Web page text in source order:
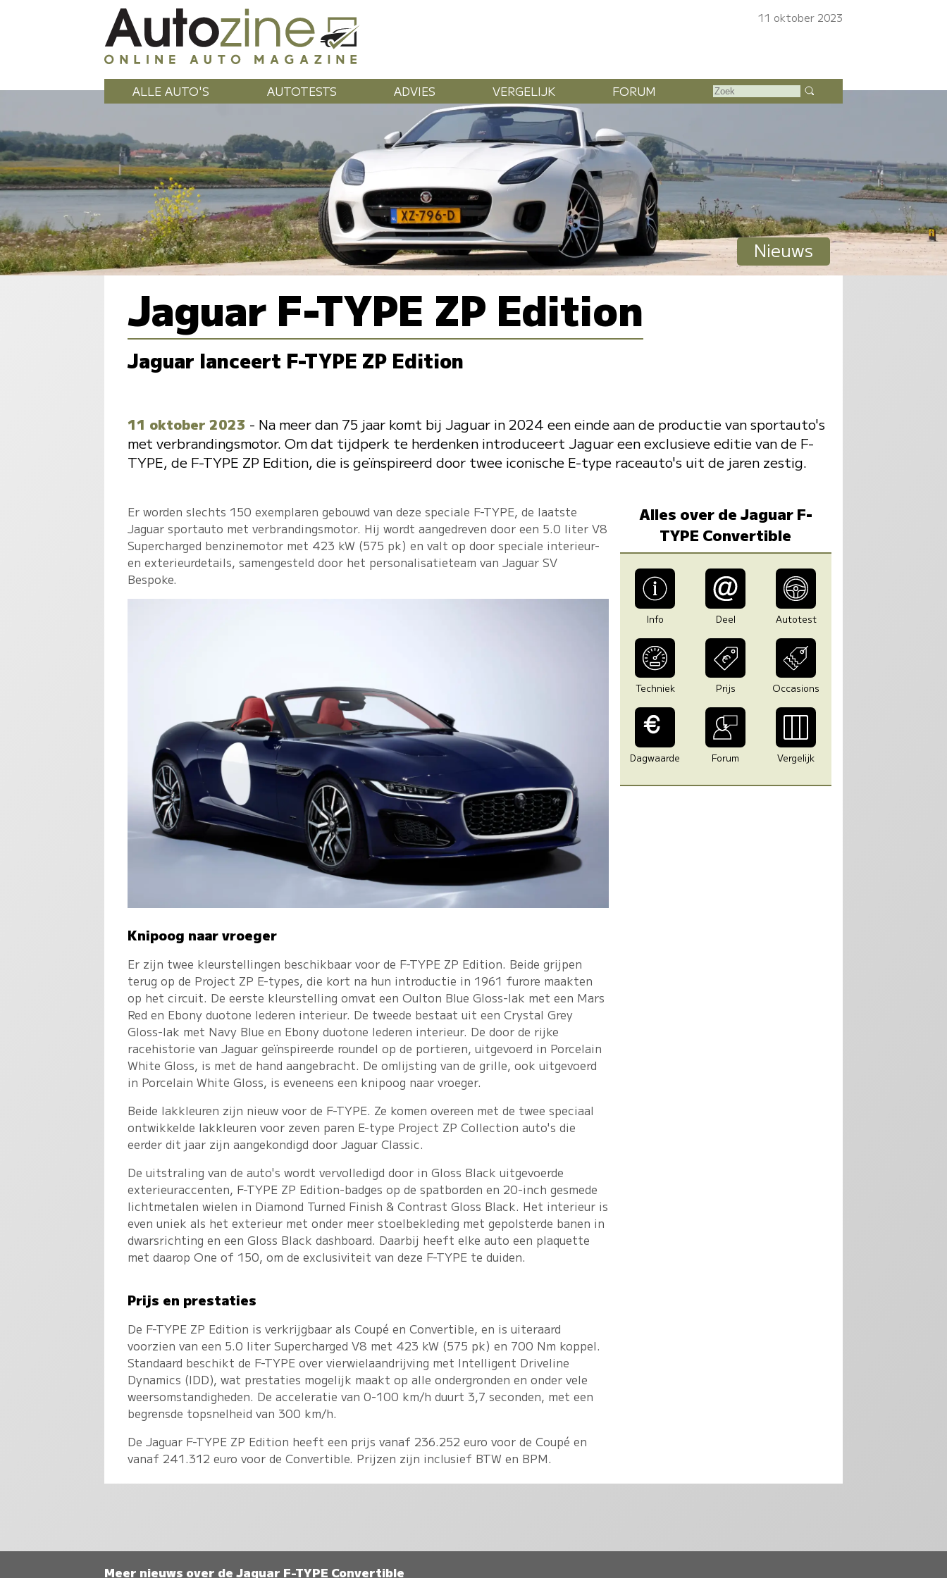
11 oktober 2023
ALLE AUTO'S AUTOTESTS ADVIES VERGELIJK FORUM
Nieuws
Jaguar F-TYPE ZP Edition
Jaguar lanceert F-TYPE ZP Edition
11 oktober 2023 - Na meer dan 75 jaar komt bij Jaguar in 2024 een einde aan de productie van sportauto's
met verbrandingsmotor. Om dat tijdperk te herdenken introduceert Jaguar een exclusieve editie van de F-
TYPE, de F-TYPE ZP Edition, die is geïnspireerd door twee iconische E-type raceauto's uit de jaren zestig.
Er worden slechts 150 exemplaren gebouwd van deze speciale F-TYPE, de laatste
Jaguar sportauto met verbrandingsmotor. Hij wordt aangedreven door een 5.0 liter V8
Supercharged benzinemotor met 423 kW (575 pk) en valt op door speciale interieur-
en exterieurdetails, samengesteld door het personalisatieteam van Jaguar SV
Bespoke.
Knipoog naar vroeger
Er zijn twee kleurstellingen beschikbaar voor de F-TYPE ZP Edition. Beide grijpen
terug op de Project ZP E-types, die kort na hun introductie in 1961 furore maakten
op het circuit. De eerste kleurstelling omvat een Oulton Blue Gloss-lak met een Mars
Red en Ebony duotone lederen interieur. De tweede bestaat uit een Crystal Grey
Gloss-lak met Navy Blue en Ebony duotone lederen interieur. De door de rijke
racehistorie van Jaguar geïnspireerde roundel op de portieren, uitgevoerd in Porcelain
White Gloss, is met de hand aangebracht. De omlijsting van de grille, ook uitgevoerd
in Porcelain White Gloss, is eveneens een knipoog naar vroeger.
Beide lakkleuren zijn nieuw voor de F-TYPE. Ze komen overeen met de twee speciaal
ontwikkelde lakkleuren voor zeven paren E-type Project ZP Collection auto's die
eerder dit jaar zijn aangekondigd door Jaguar Classic.
De uitstraling van de auto's wordt vervolledigd door in Gloss Black uitgevoerde
exterieuraccenten, F-TYPE ZP Edition-badges op de spatborden en 20-inch gesmede
lichtmetalen wielen in Diamond Turned Finish & Contrast Gloss Black. Het interieur is
even uniek als het exterieur met onder meer stoelbekleding met gepolsterde banen in
dwarsrichting en een Gloss Black dashboard. Daarbij heeft elke auto een plaquette
met daarop One of 150, om de exclusiviteit van deze F-TYPE te duiden.
Prijs en prestaties
De F-TYPE ZP Edition is verkrijgbaar als Coupé en Convertible, en is uiteraard
voorzien van een 5.0 liter Supercharged V8 met 423 kW (575 pk) en 700 Nm koppel.
Standaard beschikt de F-TYPE over vierwielaandrijving met Intelligent Driveline
Dynamics (IDD), wat prestaties mogelijk maakt op alle ondergronden en onder vele
weersomstandigheden. De acceleratie van 0-100 km/h duurt 3,7 seconden, met een
begrensde topsnelheid van 300 km/h.
De Jaguar F-TYPE ZP Edition heeft een prijs vanaf 236.252 euro voor de Coupé en
vanaf 241.312 euro voor de Convertible. Prijzen zijn inclusief BTW en BPM.
Alles over de Jaguar F-
TYPE Convertible
Info Deel Autotest
Techniek Prijs Occasions
Dagwaarde Forum Vergelijk
Meer nieuws over de Jaguar F-TYPE Convertible